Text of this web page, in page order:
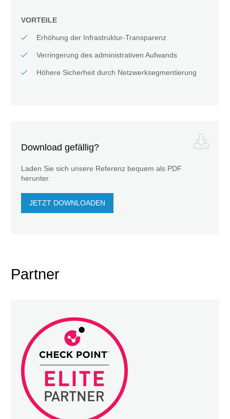
VORTEILE
Erhöhung der Infrastruktur-Transparenz
Verringerung des administrativen Aufwands
Höhere Sicherheit durch Netzwerksegmentierung
Download gefällig?
Laden Sie sich unsere Referenz bequem als PDF
herunter.
JETZT DOWNLOADEN
Partner